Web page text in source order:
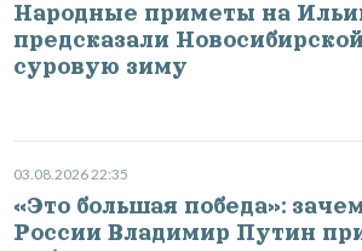
Народные приметы на
предсказали
суровую зиму
03.08.2026 22:35
«Это большая победа»:
России Владимир Путин